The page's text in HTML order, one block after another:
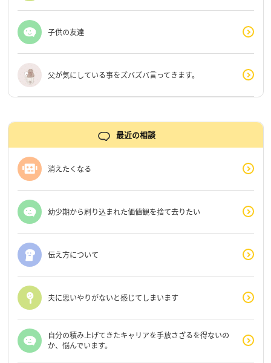
子供の友達
父が気にしている事をズバズバ言ってきます。
最近の相談
消えたくなる
幼少期から刷り込まれた価値観を捨て去りたい
伝え方について
夫に思いやりがないと感じてしまいます
自分の積み上げてきたキャリアを手放さざるを得ないの
か、悩んでいます。